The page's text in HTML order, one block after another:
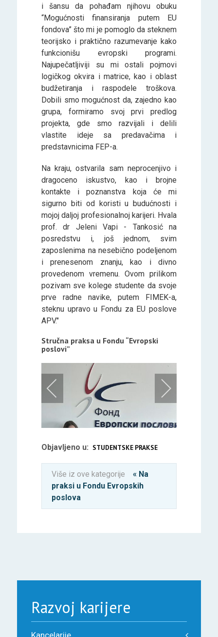
i šansu da pohađam njihovu obuku
“Mogućnosti finansiranja putem EU
fondova” što mi je pomoglo da steknem
teorijsko i praktično razumevanje kako
funkcionišu evropski programi.
Najupečatljiviji su mi ostali pojmovi
logičkog okvira i matrice, kao i oblast
budžetiranja i raspodele troškova.
Dobili smo mogućnost da, zajedno kao
grupa, formiramo svoj prvi predlog
projekta, gde smo razvijali i delili
vlastite ideje sa predavačima i
predstavnicima FEP-a.
Na kraju, ostvarila sam neprocenjivo i
dragoceno iskustvo, kao i brojne
kontakte i poznanstva koja će mi
sigurno biti od koristi u budućnosti i
mojoj daljoj profesionalnoj karijeri. Hvala
prof. dr Jeleni Vapi - Tankosić na
posredstvu i, još jednom, svim
zaposlenima na nesebično podeljenom
i prenesenom znanju, kao i divno
provedenom vremenu. Ovom prilikom
pozivam sve kolege studente da svoje
prve radne navike, putem FIMEK-a,
steknu upravo u Fondu za EU poslove
APV."
Stručna praksa u Fondu “Evropski
poslovi”
Objavljeno u: STUDENTSKE PRAKSE
Više iz ove kategorije
« Na
praksi u Fondu Evropskih
poslova
Razvoj karijere